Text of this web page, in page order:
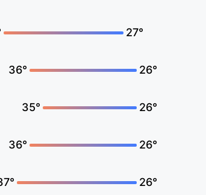
27°
36° 26°
35° 26°
36° 26°
26°